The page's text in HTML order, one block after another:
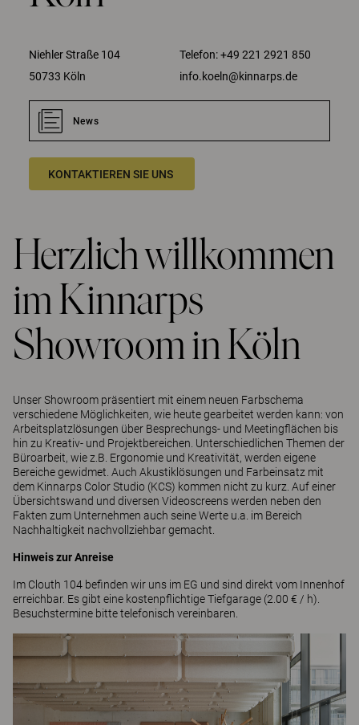
Niehler Straße 104
50733 Köln
Telefon:+49 221 2921 850
info.koeln@kinnarps.de
News
KONTAKTIEREN SIE UNS
Herzlich willkommen
im Kinnarps
Showroom in Köln
Unser Showroom präsentiert mit einem neuen Farbschema
verschiedene Möglichkeiten, wie heute gearbeitet werden kann: von
Arbeitsplatzlösungen über Besprechungs- und Meetingflächen bis
hin zu Kreativ- und Projektbereichen. Unterschiedlichen Themen der
Büroarbeit, wie z.B. Ergonomie und Kreativität, werden eigene
Bereiche gewidmet. Auch Akustiklösungen und Farbeinsatz mit
dem Kinnarps Color Studio (KCS) kommen nicht zu kurz. Auf einer
Übersichtswand und diversen Videoscreens werden neben den
Fakten zum Unternehmen auch seine Werte u.a. im Bereich
Nachhaltigkeit nachvollziehbar gemacht.
Hinweis zur Anreise
Im Clouth 104 befinden wir uns im EG und sind direkt vom Innenhof
erreichbar. Es gibt eine kostenpflichtige Tiefgarage (2.00 € / h).
Besuchstermine bitte telefonisch vereinbaren.